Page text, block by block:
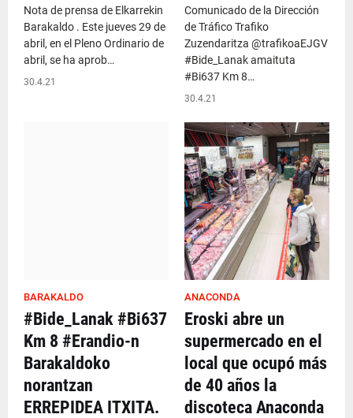
Nota de prensa de Elkarrekin
Barakaldo . Este jueves 29 de
abril, en el Pleno Ordinario de
abril, se ha aprob…
30.4.21
Comunicado de la Dirección
de Tráfico Trafiko
Zuzendaritza @trafikoaEJGV
#Bide_Lanak amaituta
#Bi637 Km 8…
30.4.21
BARAKALDO
#Bide_Lanak #Bi637
Km 8 #Erandio-n
Barakaldoko
norantzan
ERREPIDEA ITXITA.
ANACONDA
Eroski abre un
supermercado en el
local que ocupó más
de 40 años la
discoteca Anaconda